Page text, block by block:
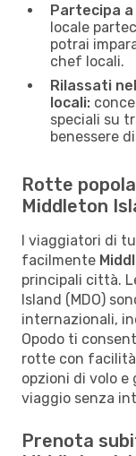
Partecipa
locale
potrai
chef locali.
Rilassati
locali:
speciali su
benessere
Rotte
Middleton
I viaggiatori di
facilmente
principali città.
Island (MDO)
internazionali,
Opodo ti
rotte con
opzioni di volo e
viaggio senza
Prenota